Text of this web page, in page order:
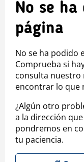
No se
página
No se ha podido
Comprueba si
consulta nuestro
encontrar lo que
¿Algún otro
a la dirección
pondremos en
tu paciencia.